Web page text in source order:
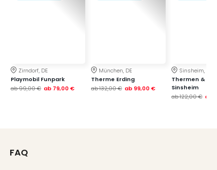
Zirndorf, DE
Playmobil Funpark
ab99,00 € ab 79,00 €
München, DE
Therme Erding
ab132,00 € ab 99,00 €
Sinsheim, DE
Thermen &
Sinsheim
ab122,00 € ab
FAQ